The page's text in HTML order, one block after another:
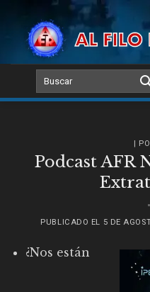
content
|
Podcast AFR
PUBLICADO EL 5 DE
¿Nos están